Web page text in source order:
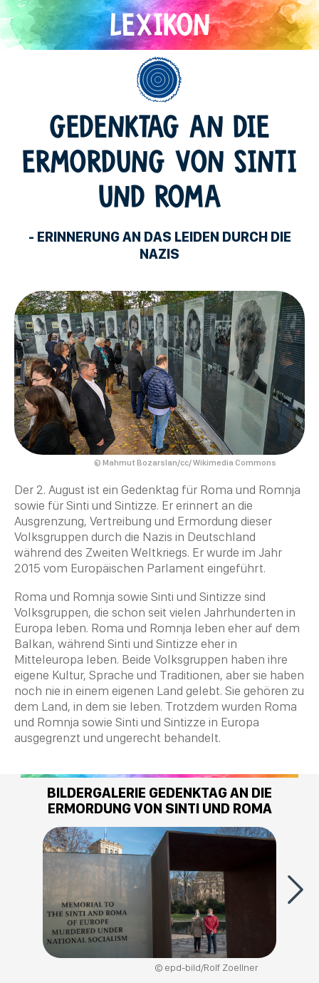
Direkt
zum
Inhalt
GEDENKTAG AN DIE
ERMORDUNG VON SINTI
UND ROMA
- ERINNERUNG AN DAS LEIDEN DURCH DIE
NAZIS
© Mahmut Bozarslan/cc/ Wikimedia Commons
Der 2. August ist ein Gedenktag für Roma und Romnja
sowie für Sinti und Sintizze. Er erinnert an die
Ausgrenzung, Vertreibung und Ermordung dieser
Volksgruppen durch die Nazis in Deutschland
während des Zweiten Weltkriegs. Er wurde im Jahr
2015 vom Europäischen Parlament eingeführt.
Roma und Romnja sowie Sinti und Sintizze sind
Volksgruppen, die schon seit vielen Jahrhunderten in
Europa leben. Roma und Romnja leben eher auf dem
Balkan, während Sinti und Sintizze eher in
Mitteleuropa leben. Beide Volksgruppen haben ihre
eigene Kultur, Sprache und Traditionen, aber sie haben
noch nie in einem eigenen Land gelebt. Sie gehören zu
dem Land, in dem sie leben. Trotzdem wurden Roma
und Romnja sowie Sinti und Sintizze in Europa
ausgegrenzt und ungerecht behandelt.
BILDERGALERIE GEDENKTAG AN DIE
ERMORDUNG VON SINTI UND ROMA
epd-bild/Rolf Zoellner